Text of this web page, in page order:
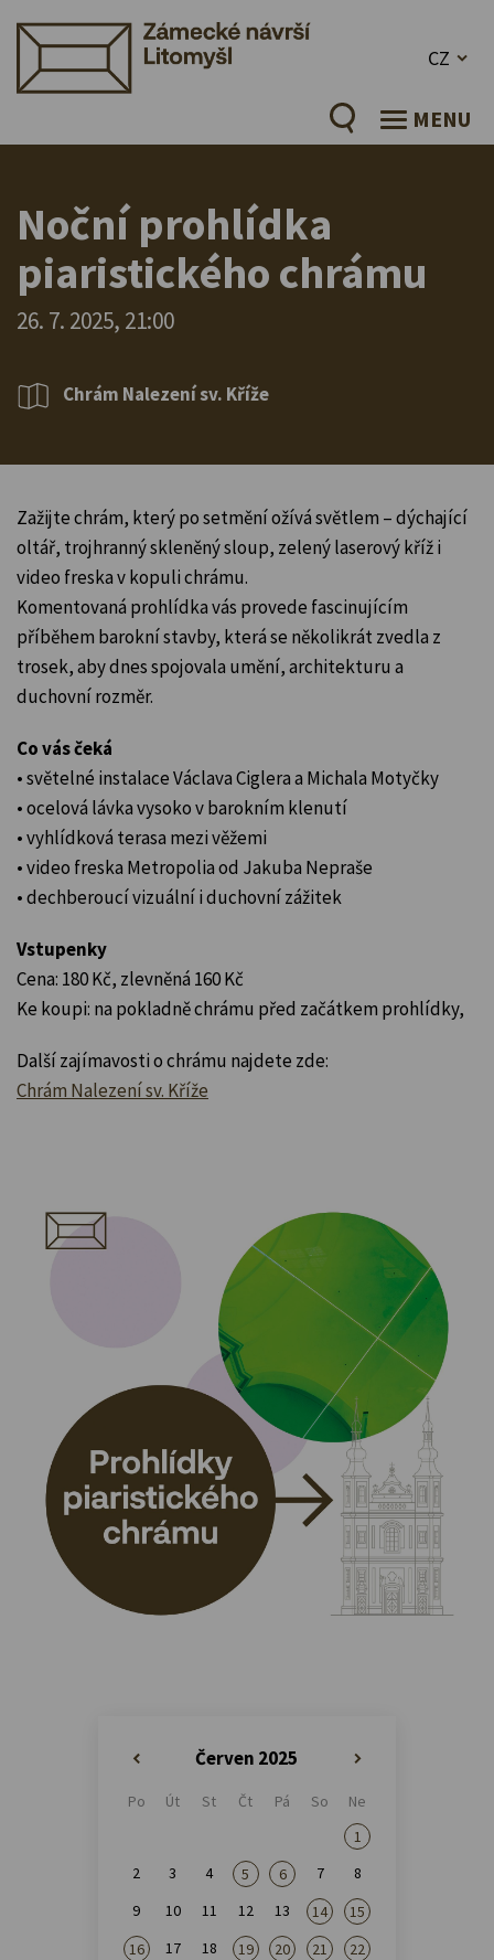
CZ
MENU
Noční prohlídka
piaristického chrámu
26. 7. 2025, 21:00
Chrám Nalezení sv. Kříže
Zažijte chrám, který po setmění ožívá světlem – dýchající
oltář, trojhranný skleněný sloup, zelený laserový kříž i
video freska v kopuli chrámu.
Komentovaná prohlídka vás provede fascinujícím
příběhem barokní stavby, která se několikrát zvedla z
trosek, aby dnes spojovala umění, architekturu a
duchovní rozměr.
Co vás čeká
• světelné instalace Václava Ciglera a Michala Motyčky
• ocelová lávka vysoko v barokním klenutí
• vyhlídková terasa mezi věžemi
• video freska Metropolia od Jakuba Nepraše
• dechberoucí vizuální i duchovní zážitek
Vstupenky
Cena: 180 Kč, zlevněná 160 Kč
Ke koupi: na pokladně chrámu před začátkem prohlídky,
Další zajímavosti o chrámu najdete zde:
Chrám Nalezení sv. Kříže
Červen 2025
Po Út St Čt Pá So
Ne
1
2
3 4 5 6 7
8
9
10 11 12 13 14
15
16
17 18 19 20 21
22